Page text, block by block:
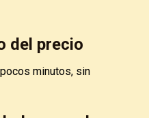
del precio
minutos, sin